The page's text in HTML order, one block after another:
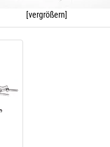
[vergrößern]